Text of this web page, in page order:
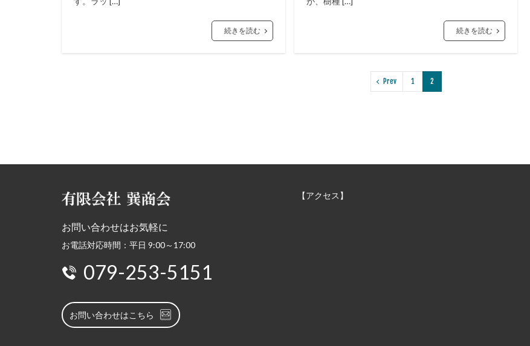
続きを読む 続きを読む
Prev 1 2
お問い合わせはお気軽に
お電話対応時間：平日 9:00～17:00
079-253-5151
お問い合わせはこちら
【アクセス】